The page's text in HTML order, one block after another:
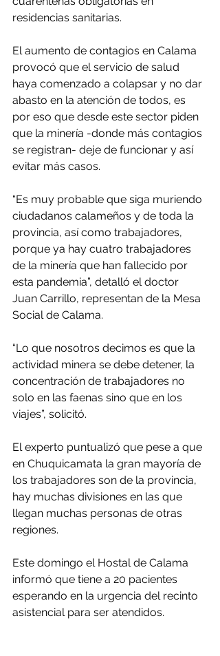
residencias sanitarias.
El aumento de contagios en Calama
provocó que el servicio de salud
haya comenzado a colapsar y no dar
abasto en la atención de todos, es
por eso que desde este sector piden
que la minería -donde más contagios
se registran- deje de funcionar y así
evitar más casos.
“Es muy probable que siga muriendo
ciudadanos calameños y de toda la
provincia, así como trabajadores,
porque ya hay cuatro trabajadores
de la minería que han fallecido por
esta pandemia”, detalló el doctor
Juan Carrillo, representan de la Mesa
Social de Calama.
“Lo que nosotros decimos es que la
actividad minera se debe detener, la
concentración de trabajadores no
solo en las faenas sino que en los
viajes”, solicitó.
El experto puntualizó que pese a que
en Chuquicamata la gran mayoría de
los trabajadores son de la provincia,
hay muchas divisiones en las que
llegan muchas personas de otras
regiones.
Este domingo el Hostal de Calama
informó que tiene a 20 pacientes
esperando en la urgencia del recinto
asistencial para ser atendidos.